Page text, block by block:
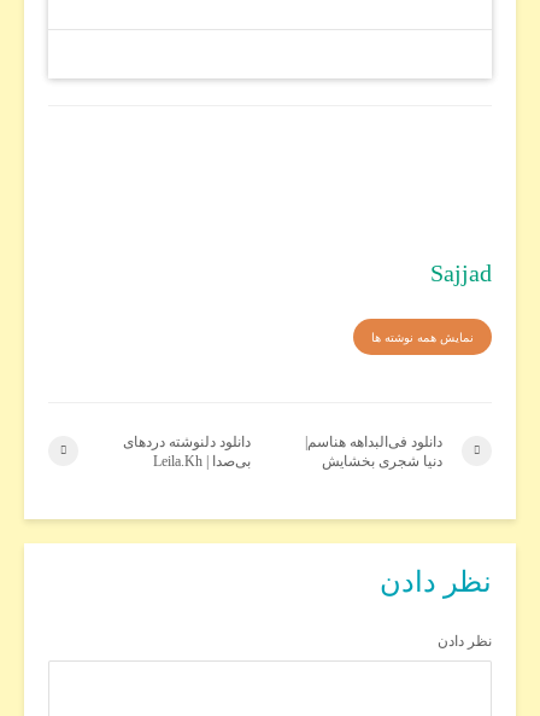
Sajjad
نمایش همه نوشته ها
دانلود دلنوشته دردهای
بی‌صدا | Leila.Kh
دانلود فی‌البداهه هناسم|
دنیا شجری بخشایش
نظر دادن
نظر دادن